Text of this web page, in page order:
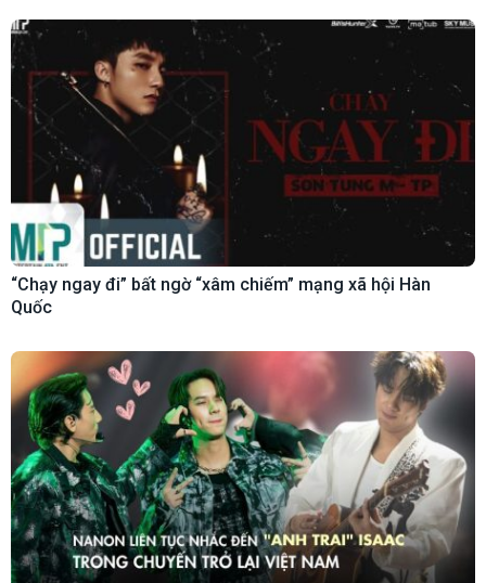
“Chạy ngay đi” bất ngờ “xâm chiếm” mạng xã hội Hàn
Quốc